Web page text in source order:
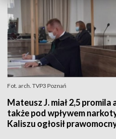
Fot. arch. TVP3 Poznań
Mateusz J. miał 2,5 promila
także pod wpływem
Kaliszu ogłosił